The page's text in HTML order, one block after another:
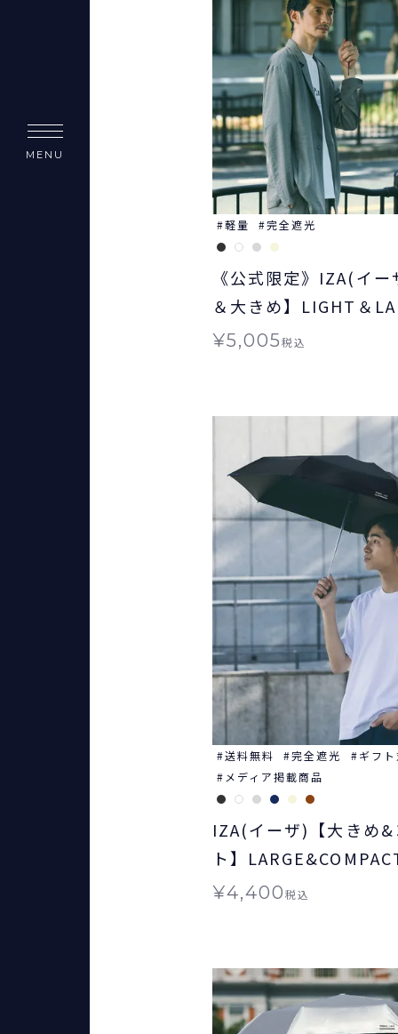
軽量 完全遮光
《公式限定》IZA(イ
＆大きめ】LIGHT＆
ト&ラージ 日傘 折り
¥5,005税込
送料無料 完全遮光
ギフ
メディア掲載商品
IZA(イーザ)【大きめ
ト】
コンパクト日傘 折り
¥4,400税込
MENU